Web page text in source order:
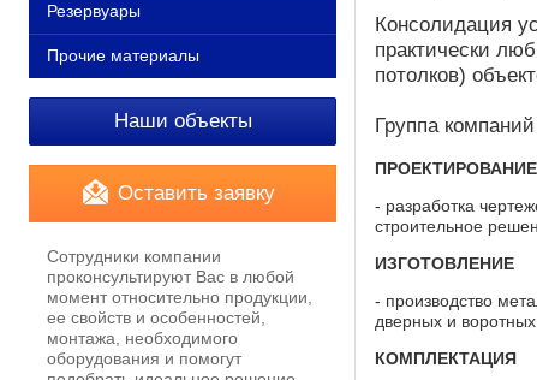
Резервуары
Прочие материалы
Наши объекты
Оставить заявку
Сотрудники компании
проконсультируют Вас в любой
момент относительно продукции,
ее свойств и особенностей,
монтажа, необходимого
оборудования и помогут
Консолидация
практически
потолков)
Группа
ПРОЕКТИРОВАНИЕ
- разработка
строительное
ИЗГОТОВЛЕНИЕ
- производство
дверных и
КОМПЛЕКТАЦИЯ